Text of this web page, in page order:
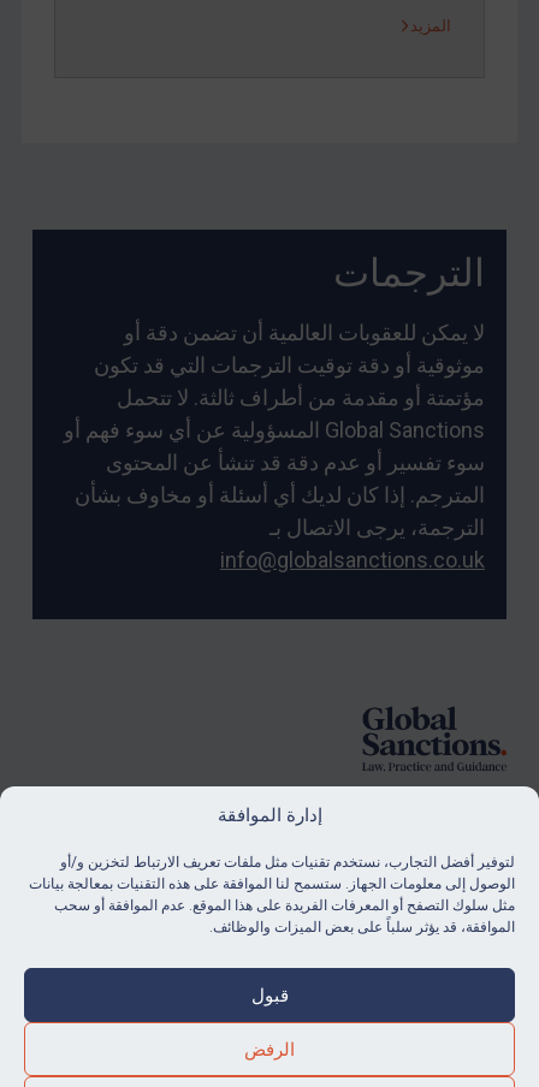
إدارة الموافقة
لتوفير أفضل التجارب، نستخدم تقنيات مثل ملفات تعريف الارتباط لتخزين و/أو
الوصول إلى معلومات الجهاز. ستسمح لنا الموافقة على هذه التقنيات بمعالجة بيانات
مثل سلوك التصفح أو المعرفات الفريدة على هذا الموقع. عدم الموافقة أو سحب
الموافقة، قد يؤثر سلباً على بعض الميزات والوظائف.
قبول
الرفض
المزيد
الترجمات
لا يمكن للعقوبات العالمية أن تضمن دقة أو
موثوقية أو دقة توقيت الترجمات التي قد تكون
مؤتمتة أو مقدمة من أطراف ثالثة. لا تتحمل
Global Sanctions المسؤولية عن أي سوء فهم أو
سوء تفسير أو عدم دقة قد تنشأ عن المحتوى
المترجم. إذا كان لديك أي أسئلة أو مخاوف بشأن
الترجمة، يرجى الاتصال بـ
info@globalsanctions.co.uk
الاشتراك
ابق على اطلاع دائم بآخر أخبارنا ومواردنا.